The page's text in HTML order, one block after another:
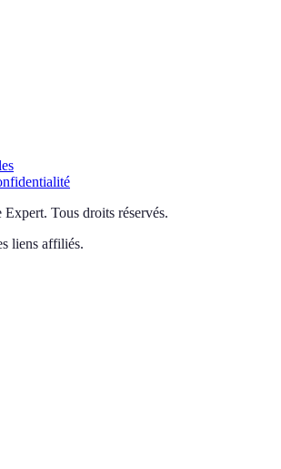
Expert. Tous droits réservés.
liens affiliés.